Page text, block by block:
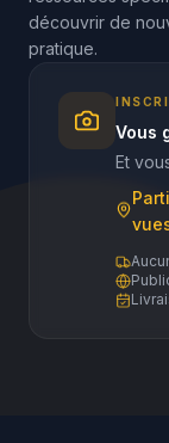
découvrir de
pratique.
Vous
Et